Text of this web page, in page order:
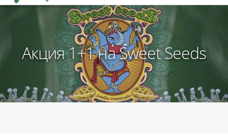
Акция 1+1 на Sweet Seeds